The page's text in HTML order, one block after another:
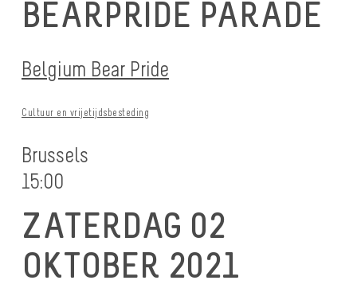
BEARPRIDE PARADE
Belgium Bear Pride
Cultuur en vrijetijdsbesteding
Brussels
15:00
ZATERDAG 02
OKTOBER 2021